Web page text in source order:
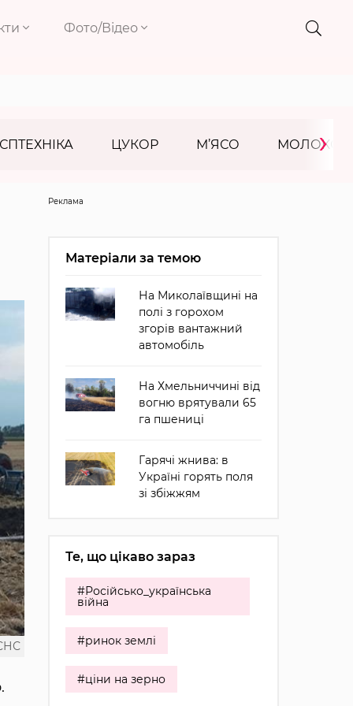
Фото/Відео
ЦУКОР М’ЯСО МОЛОКО
›
Реклама
Матеріали за темою
На Миколаївщині на
полі з горохом
згорів вантажний
автомобіль
На Хмельниччині від
вогню врятували 65
га пшениці
Гарячі жнива: в
Україні горять поля
зі збіжжям
Те, що цікаво зараз
#Російсько_українська
війна
#ринок землі
#ціни на зерно